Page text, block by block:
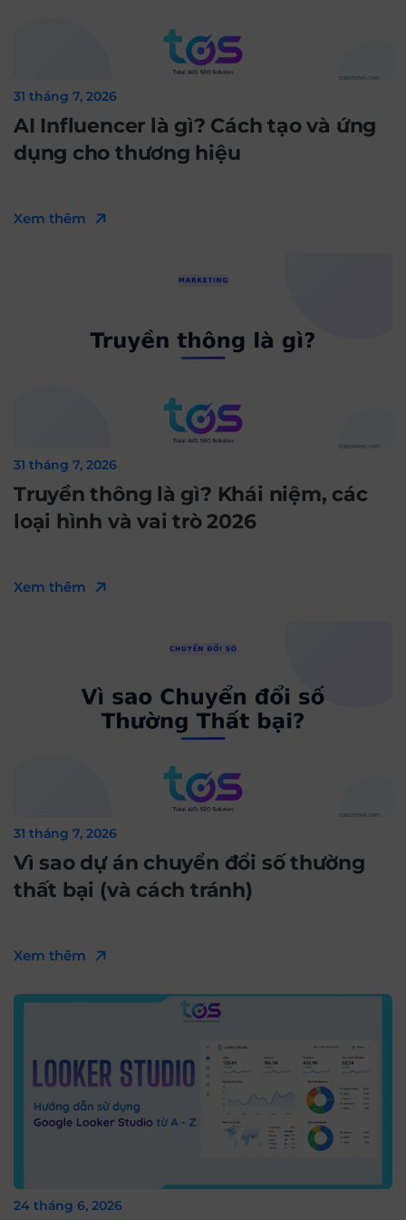
31 tháng 7, 2026
AI Influencer là gì? Cách tạo và ứng
dụng cho thương hiệu
Xem thêm
31 tháng 7, 2026
Truyền thông là gì? Khái niệm, các
loại hình và vai trò 2026
Xem thêm
31 tháng 7, 2026
Vì sao dự án chuyển đổi số thường
thất bại (và cách tránh)
Xem thêm
24 tháng 6, 2026